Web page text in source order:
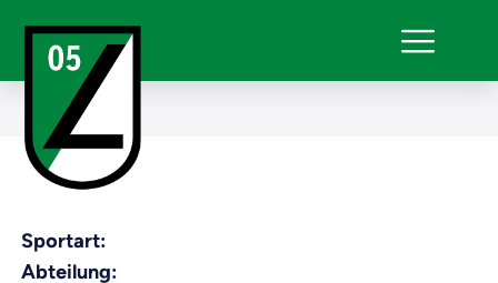
Sportart:
Abteilung: